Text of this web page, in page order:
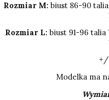
Rozmiar M: biust 86-90
Rozmiar L: biust 91-96 talia
Modelka ma